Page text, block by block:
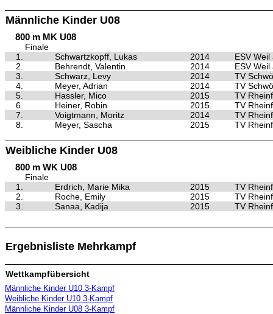
Männliche Kinder U08
800 m MK U08
Finale
1.
Schwartzkopff, Lukas 2014
ESV
2.
Behrendt, Valentin 2014
ESV
3.
Schwarz, Levy 2014
TV
4.
Meyer, Adrian 2014
TV
5.
Hassler, Mico 2015
TV
6.
Heiner, Robin 2015
TV
7.
Voigtmann, Moritz 2014
TV
8.
Meyer, Sascha 2015 TV
Weibliche Kinder U08
800 m WK U08
Finale
1.
Erdrich, Marie Mika 2015
TV
2.
Roche, Emily 2015
TV
3.
Sanaa, Kadija 2015 TV
Ergebnisliste Mehrkampf
Wettkampfübersicht
Männliche Kinder U10 3-Kampf
Weibliche Kinder U10 3-Kampf
Männliche Kinder U08 3-Kampf